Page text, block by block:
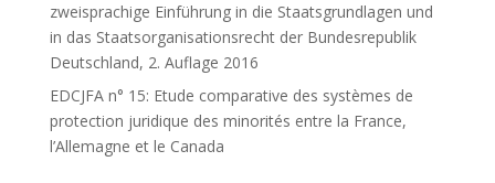
zweisprachige Einführung in die Staatsgrundlagen und
in das Staatsorganisationsrecht der Bundesrepublik
Deutschland, 2. Auflage 2016
EDCJFA n° 15: Etude comparative des systèmes de
protection juridique des minorités entre la France,
l’Allemagne et le Canada